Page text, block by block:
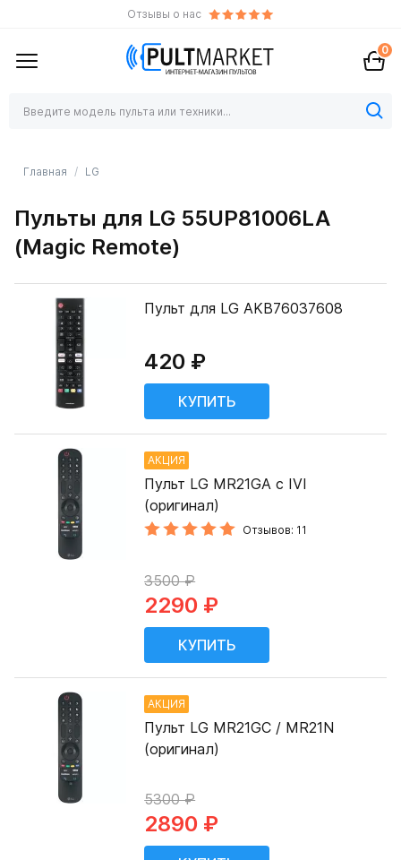
Отзывы о нас
0
Главная LG
Пульты для LG 55UP81006LA
(Magic Remote)
Пульт для LG AKB76037608
420 ₽
АКЦИЯ
Пульт LG MR21GA с IVI
(оригинал)
Отзывов: 11
3500 ₽
2290 ₽
АКЦИЯ
Пульт LG MR21GC / MR21N
(оригинал)
5300 ₽
2890 ₽